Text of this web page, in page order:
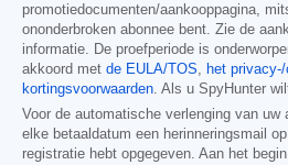
promotiedocumenten/aankooppagina,
ononderbroken abonnee bent. Zie de
informatie. De proefperiode is
akkoord met de EULA/TOS, het
kortingsvoorwaarden. Als u SpyHunter
Voor de automatische verlenging van uw
elke betaaldatum een herinneringsmail
registratie hebt opgegeven. Aan het